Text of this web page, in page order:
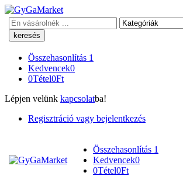
Keresés
Összehasonlítás 1
Kedvencek0
0Tétel0Ft
Lépjen velünk kapcsolatba!
Regisztráció vagy bejelentkezés
Összehasonlítás 1
Kedvencek0
0Tétel0Ft